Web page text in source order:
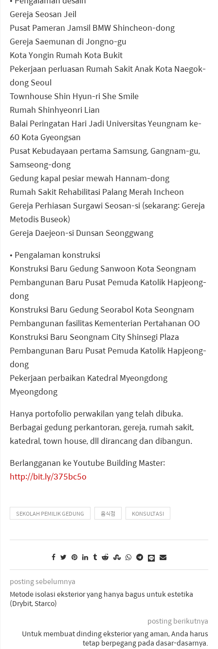
Gereja Seosan Jeil
Pusat Pameran Jamsil BMW Shincheon-dong
Gereja Saemunan di Jongno-gu
Kota Yongin Rumah Kota Bukit
Pekerjaan perluasan Rumah Sakit Anak Kota Naegok-
dong Seoul
Townhouse Shin Hyun-ri She Smile
Rumah Shinhyeonri Lian
Balai Peringatan Hari Jadi Universitas Yeungnam ke-
60 Kota Gyeongsan
Pusat Kebudayaan pertama Samsung, Gangnam-gu,
Samseong-dong
Gedung kapal pesiar mewah Hannam-dong
Rumah Sakit Rehabilitasi Palang Merah Incheon
Gereja Perhiasan Surgawi Seosan-si (sekarang: Gereja
Metodis Buseok)
Gereja Daejeon-si Dunsan Seonggwang
• Pengalaman konstruksi
Konstruksi Baru Gedung Sanwoon Kota Seongnam
Pembangunan Baru Pusat Pemuda Katolik Hapjeong-
dong
Konstruksi Baru Gedung Seorabol Kota Seongnam
Pembangunan fasilitas Kementerian Pertahanan OO
Konstruksi Baru Seongnam City Shinsegi Plaza
Pembangunan Baru Pusat Pemuda Katolik Hapjeong-
dong
Pekerjaan perbaikan Katedral Myeongdong
Myeongdong
Hanya portofolio perwakilan yang telah dibuka.
Berbagai gedung perkantoran, gereja, rumah sakit,
katedral, town house, dll dirancang dan dibangun.
Berlangganan ke Youtube Building Master:
http://bit.ly/375bc5o
SEKOLAH PEMILIK GEDUNG 음식점 KONSULTASI
posting sebelumnya
Metode isolasi eksterior yang hanya bagus untuk estetika
(Drybit, Starco)
posting berikutnya
Untuk membuat dinding eksterior yang aman, Anda harus
tetap berpegang pada dasar-dasarnya.